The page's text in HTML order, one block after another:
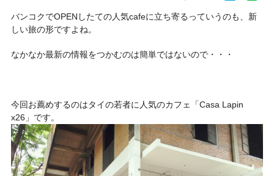
バンコクでOPENしたての人気cafeに立ち寄るっていうのも、新
しい旅の形ですよね。
なかなか最新の情報をつかむのは簡単ではないので・・・
今回お薦めするのはタイの若者に人気のカフェ「Casa Lapin
x26」 です。